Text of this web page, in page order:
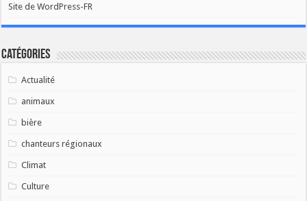
Site de WordPress-FR
Catégories
Actualité
animaux
bière
chanteurs régionaux
Climat
Culture